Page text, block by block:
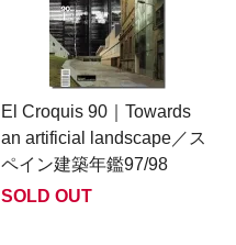
El Croquis 90｜Towards
an artificial landscape／ス
ペイン建築年鑑97/98
SOLD OUT